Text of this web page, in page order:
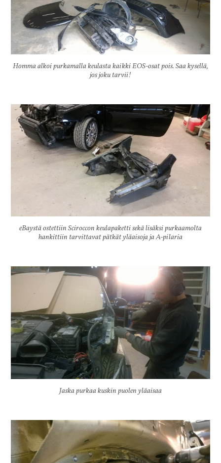
Homma alkoi purkamalla keulasta kaikki EOS-osat pois. Saa kysellä,
jos joku tarvii!
eBaystä ostettiin Sciroccon keulapaketti sekä lisäksi purkaamolta
hankittiin tarvittavat pätkät yläaisoja ja A-pilaria
Jaska purkaa kuskin puolen yläaisaa